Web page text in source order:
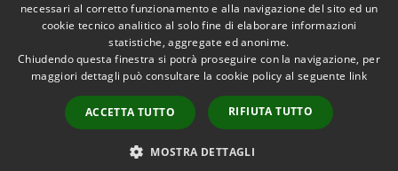
RSS
Accessibilità
Copyright © 2026 • Comune di
Comun Nuovo • Powered by
Municipium•
Accesso
redazione
necessari al corretto funzionamento e alla navigazione del sito ed un
cookie tecnico analitico al solo fine di elaborare informazioni
statistiche, aggregate ed anonime.
Chiudendo questa finestra si potrà proseguire con la navigazione, per
maggiori dettagli può consultare la cookie policy al seguente link
ACCETTA TUTTO RIFIUTA TUTTO
MOSTRA DETTAGLI